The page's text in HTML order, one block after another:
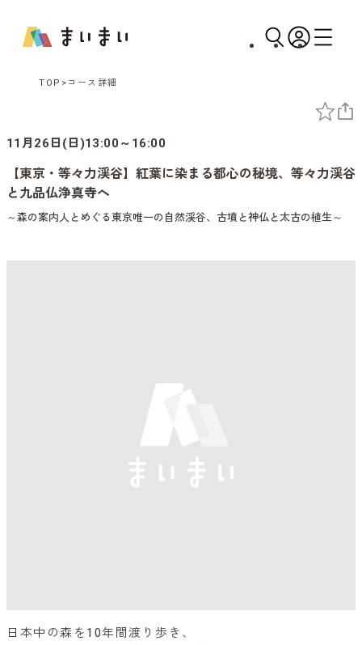
TOP コース詳細
11月26日(日)13:00～16:00
【東京・等々力渓谷】紅葉に染まる都心の秘境、等々力渓谷
と九品仏浄真寺へ
～森の案内人とめぐる東京唯一の自然渓谷、古墳と神仏と太古の植生～
日本中の森を10年間渡り歩き、